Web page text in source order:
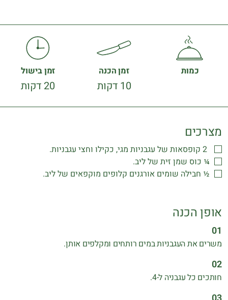
כמות זמן הכנה
10 דקות
זמן בישול
20 דקות
מצרכים
‎2 ‎‏ קופסאות של עגבניות מגי, כקילו וחצי עגבניות‎.
‏¼ כוס שמן זית של ליב‎.‎
‏½ חבילה שומים אורגנים קלופים מוקפאים של ליב‎.
אופן הכנה
משרים את העגבניות במים רותחים ומקלפים אותן.
חותכים כל עגבניה ל-4‏.